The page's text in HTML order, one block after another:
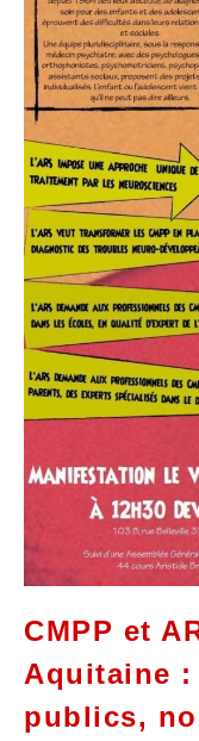
CMPP et
Aquitaine
publics,